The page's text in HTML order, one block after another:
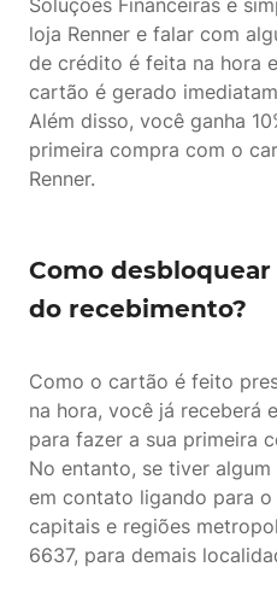
Soluções Financeiras é
loja Renner e falar com
de crédito é feita na hora
cartão é gerado
Além disso, você ganha
primeira compra com o
Renner.
Como
do recebimento?
Como o cartão é feito
na hora, você já receberá
para fazer a sua primeira
No entanto, se tiver
em contato ligando para
capitais e regiões
6637, para demais